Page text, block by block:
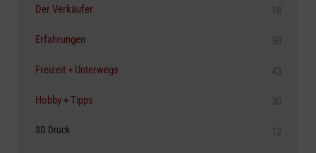
Der Verkäufer 18
Erfahrungen 50
Freizeit + Unterwegs 43
Hobby + Tipps 30
3D Druck 12